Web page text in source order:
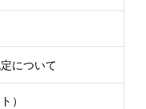
について
）